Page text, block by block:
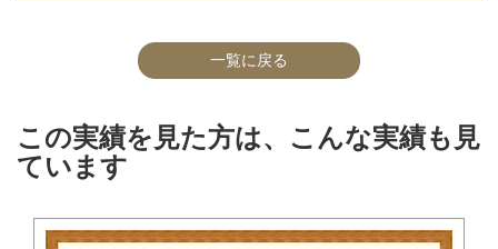
一覧に戻る
この実績を見た方は、こんな実績も見
ています